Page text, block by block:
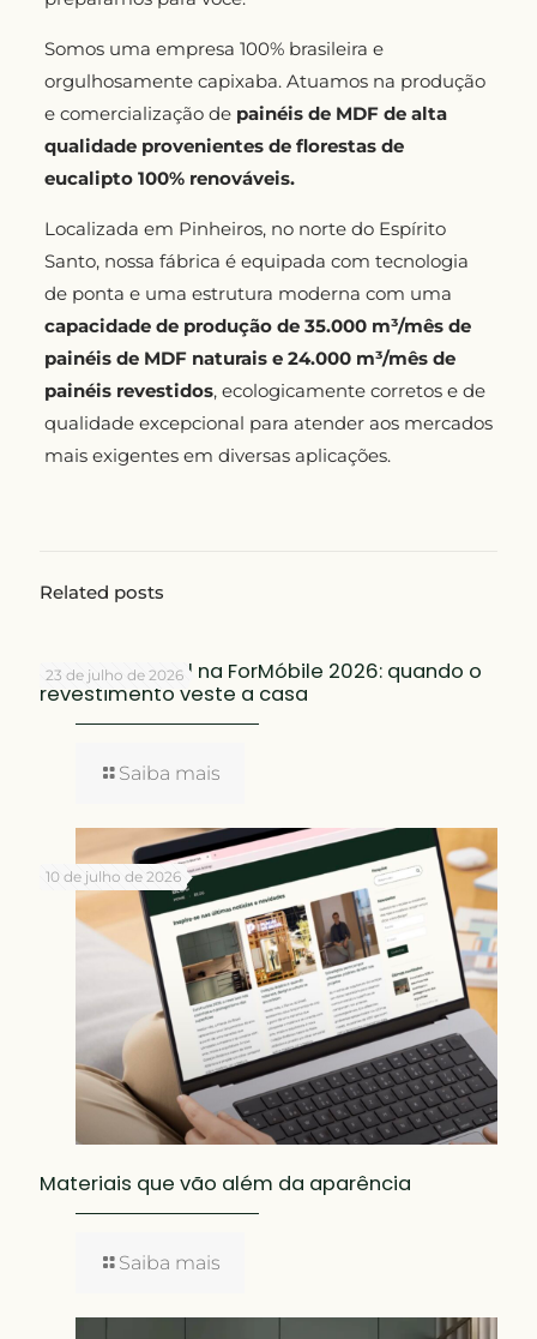
Somos uma empresa 100% brasileira e
orgulhosamente capixaba. Atuamos na produção
e comercialização de painéis de MDF de alta
qualidade provenientes de florestas de
eucalipto 100% renováveis.
Localizada em Pinheiros, no norte do Espírito
Santo, nossa fábrica é equipada com tecnologia
de ponta e uma estrutura moderna com uma
capacidade de produção de 35.000 m³/mês de
painéis de MDF naturais e 24.000 m³/mês de
painéis revestidos, ecologicamente corretos e de
qualidade excepcional para atender aos mercados
mais exigentes em diversas aplicações.
Related posts
23 de julho de 2026
Placas do Brasil na ForMóbile 2026: quando o
revestimento veste a casa
Saiba mais
10 de julho de 2026
Materiais que vão além da aparência
Saiba mais